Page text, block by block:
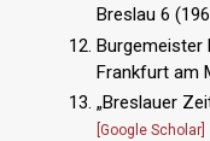
Breslau 6
Burgemeister
Frankfurt am
„Breslauer
[Google Scholar]